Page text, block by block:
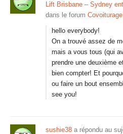
Lift Brisbane – Sydney
dans le forum Covoiturage
hello everybody!
On a trouvé assez de
mais a vous tous (qui
prendre une deuxième
bien compter! Et
ou faire un bout
see you!
sushie38 a répondu au